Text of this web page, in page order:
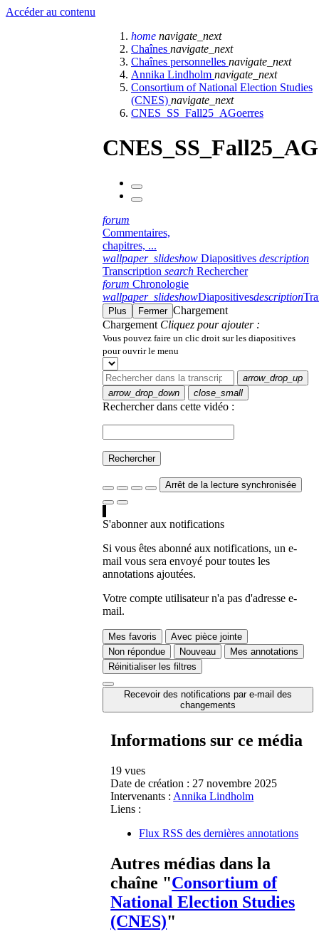
Accéder au contenu
home navigate_next
Chaînes navigate_next
Chaînes personnelles navigate_next
Annika Lindholm navigate_next
Consortium of National Election Studies
(CNES) navigate_next
CNES_SS_Fall25_AGoerres
forum
Commentaires,
chapitres, ...
wallpaper_slideshow Diapositives description
Transcription search Rechercher
forum Chronologie
wallpaper_slideshowDiapositivesdescription
Plus Fermer Chargement
Chargement Cliquez pour ajouter :
Vous pouvez faire un clic droit sur les diapositives
pour ouvrir le menu
arrow_drop_up
arrow_drop_down
close_small
Rechercher dans cette vidéo :
Rechercher
Arrêt de la lecture synchronisée
S'abonner aux notifications
Si vous êtes abonné aux notifications, un e-
mail vous sera envoyé pour toutes les
annotations ajoutées.
Votre compte utilisateur n'a pas d'adresse e-
mail.
Mes favoris
Avec pièce jointe
Non répondue
Nouveau
Mes annotations
Réinitialiser les filtres
Recevoir des notifications par e-mail des
changements
Informations sur ce média
19 vues
Date de création : 27 novembre 2025
Intervenants : Annika Lindholm
Liens :
Flux RSS des dernières annotations
Autres médias dans la
chaîne "Consortium of
National Election Studies
(CNES)"